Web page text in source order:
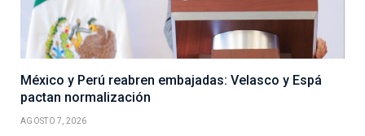
México y Perú reabren embajadas: Velasco y Espá
pactan normalización
AGOSTO 7, 2026